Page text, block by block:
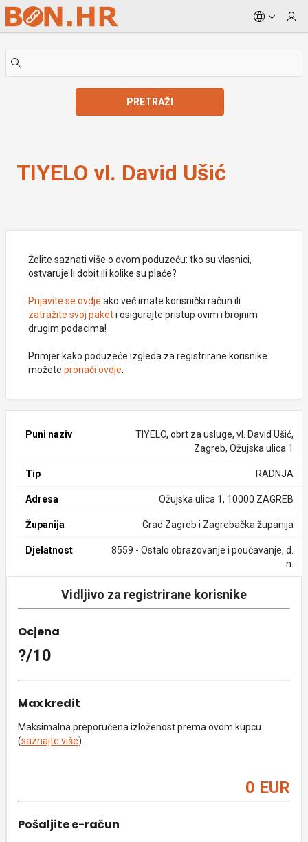
Skip to Main Content
PRETRAŽI
TIYELO vl. David Ušić
Želite saznati više o ovom poduzeću: tko su vlasnici,
ostvaruje li dobit ili kolike su plaće?
Prijavite se ovdje ako već imate korisnički račun ili
zatražite svoj paketi osigurajte pristup ovim i brojnim
drugim podacima!
Primjer kako poduzeće izgleda za registrirane korisnike
možete pronaći ovdje
Puni naziv
TIYELO, obrt za usluge, vl. David Ušić,
Zagreb, Ožujska ulica 1
Tip RADNJA
Adresa Ožujska ulica 1, 10000 ZAGREB
Županija Grad Zagreb i Zagrebačka županija
Djelatnost
8559 - Ostalo obrazovanje i poučavanje, d.
n.
Vidljivo za registrirane korisnike
Ocjena
?/10
Max kredit
Maksimalna preporučena izloženost prema ovom kupcu
(saznajte više).
0 EUR
Pošaljite e-račun